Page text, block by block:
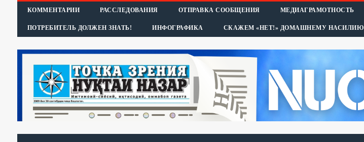
КОММЕНТАРИИ РАССЛЕДОВАНИЯ ОТПРАВКА СООБЩЕНИЯ МЕДИАГРАМОТНОСТЬ
ПОТРЕБИТЕЛЬ ДОЛЖЕН ЗНАТЬ! ИНФОГРАФИКА СКАЖЕМ «НЕТ!» ДОМАШНЕМУ НАСИЛИЮ